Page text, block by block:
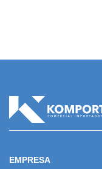
EMPRESA